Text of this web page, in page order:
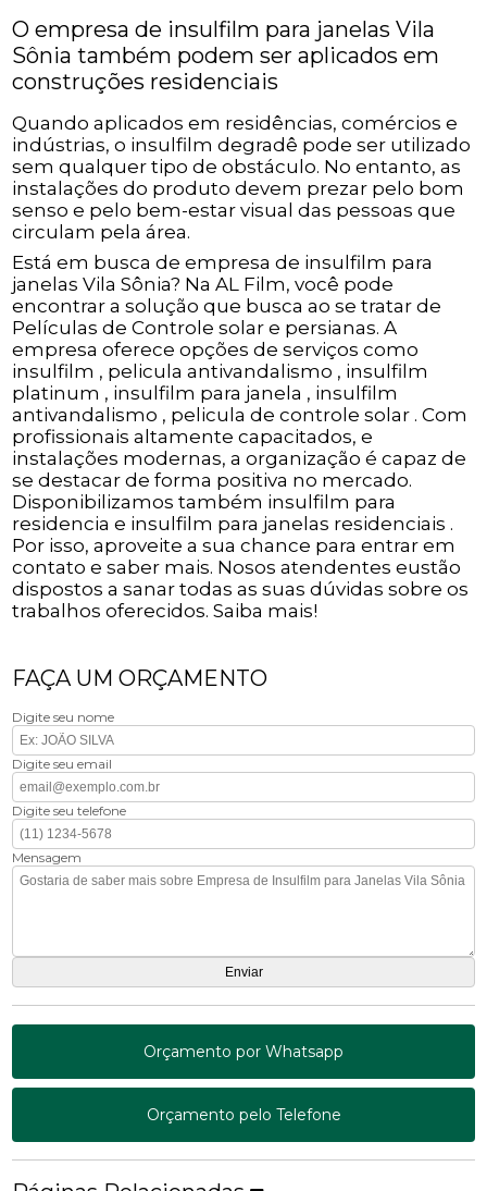
O empresa de insulfilm para janelas Vila
Sônia também podem ser aplicados em
construções residenciais
Quando aplicados em residências, comércios e
indústrias, o insulfilm degradê pode ser utilizado
sem qualquer tipo de obstáculo. No entanto, as
instalações do produto devem prezar pelo bom
senso e pelo bem-estar visual das pessoas que
circulam pela área.
Está em busca de empresa de insulfilm para
janelas Vila Sônia? Na AL Film, você pode
encontrar a solução que busca ao se tratar de
Películas de Controle solar e persianas. A
empresa oferece opções de serviços como
insulfilm , pelicula antivandalismo , insulfilm
platinum , insulfilm para janela , insulfilm
antivandalismo , pelicula de controle solar . Com
profissionais altamente capacitados, e
instalações modernas, a organização é capaz de
se destacar de forma positiva no mercado.
Disponibilizamos também insulfilm para
residencia e insulfilm para janelas residenciais .
Por isso, aproveite a sua chance para entrar em
contato e saber mais. Nosos atendentes eustão
dispostos a sanar todas as suas dúvidas sobre os
trabalhos oferecidos. Saiba mais!
FAÇA UM ORÇAMENTO
Digite seu nome
Digite seu email
Digite seu telefone
Mensagem
Orçamento por Whatsapp
Orçamento pelo Telefone